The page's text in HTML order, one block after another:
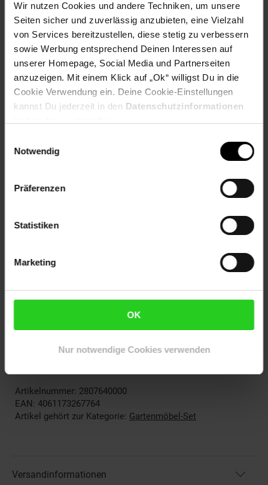
Wir nutzen Cookies und andere Techniken, um unsere
Seiten sicher und zuverlässig anzubieten, eine Vielzahl
von Services bereitzustellen, diese stetig zu verbessern
sowie Werbung entsprechend Deinen Interessen auf
unserer Homepage, Social Media und Partnerseiten
anzuzeigen. Mit einem Klick auf „Ok“ willigst Du in die
Cookie Verwendung ein. Deine Cookie-Einstellungen
kannst Du jederzeit in den Datenschutzinformationen
Notwendig
Präferenzen
Statistiken
Marketing
OK
Nur notwendige Cookies verwenden
Maße je Rückenpolster (BxTxH): ca. 69 x 17 x 42 cm
Verstellbarkeit der Füße: ca. 1,5 cm
Belastbarkeit: 350 kg
Gewicht: ca. 32,9 kg
Material: pulverbeschichteter Stahl, Polyurethan, 100 %
Polyester
Je Sessel
Totalmaße (BxTxH): ca. 74 x 78 x 85 cm
Höhe der Armlehnen über dem Boden: ca. 63,5 cm
Maße je Rückenpolster (BxTxH): ca. 69 x 17 x 42 cm
Verstellbarkeit der Füße: ca. 1,5 cm
Gewicht: ca. 14,5 kg
Material: pulverbeschichteter Stahl, Polyurethan, 100 %
Montagematerial
Artikelnummer: 2807640000
EAN: 4061173267764
Artikel gehört zur Kategorie: Gartenmöbel-Set
Versandinformationen